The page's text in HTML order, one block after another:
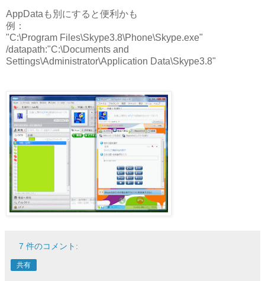
AppDataも別にすると便利かも
例：
"C:\Program Files\Skype3.8\Phone\Skype.exe"
/datapath:"C:\Documents and
Settings\Administrator\Application Data\Skype3.8"
7 件のコメント:
共有